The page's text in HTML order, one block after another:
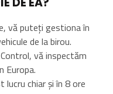
vă puteți gestiona în
de la birou.
vă inspectăm
Europa.
chiar și în 8 ore